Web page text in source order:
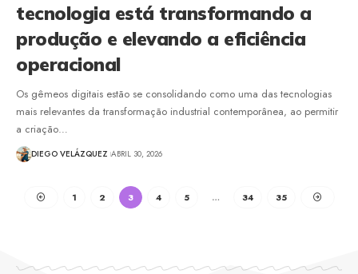
tecnologia está transformando a
produção e elevando a eficiência
operacional
Os gêmeos digitais estão se consolidando como uma das tecnologias
mais relevantes da transformação industrial contemporânea, ao permitir
a criação…
DIEGO VELÁZQUEZ ABRIL 30, 2026
1 2 3 4 5 … 34 35